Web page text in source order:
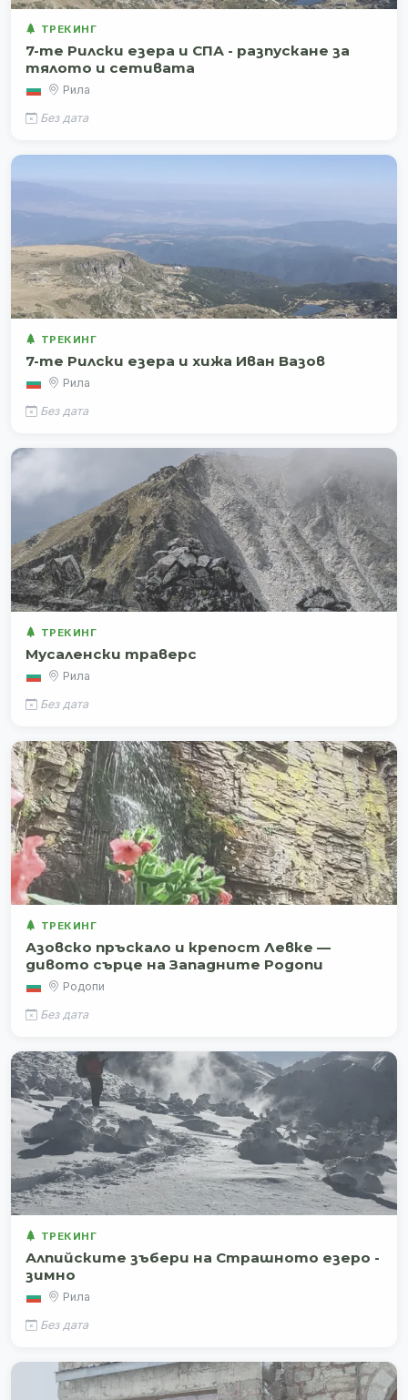
ТРЕКИНГ
7-те Рилски езера и СПА - разпускане за
тялото и сетивата
Рила
Без дата
ТРЕКИНГ
7-те Рилски езера и хижа Иван Вазов
Рила
Без дата
ТРЕКИНГ
Mусаленски траверс
Рила
Без дата
ТРЕКИНГ
Азовско пръскало и крепост Левке —
дивото сърце на Западните Родопи
Родопи
Без дата
ТРЕКИНГ
Алпийските зъбери на Страшното езеро -
зимно
Рила
Без дата